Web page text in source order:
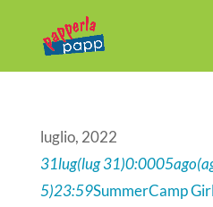
luglio, 2022
31lug(lug 31)0:0005ago
5)23:59SummerCamp